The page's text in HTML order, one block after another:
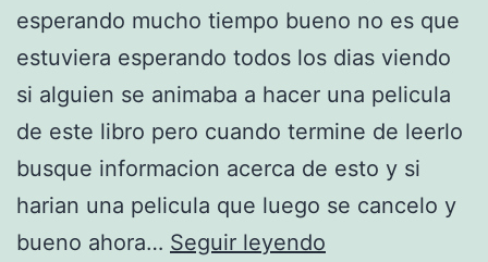
I
O
L
O
G
Ã
esperando mucho tiempo bueno no es que
estuviera esperando todos los dias viendo
si alguien se animaba a hacer una pelicula
de este libro pero cuando termine de leerlo
busque informacion acerca de esto y si
harian una pelicula que luego se cancelo y
bueno ahora… Seguir leyendo